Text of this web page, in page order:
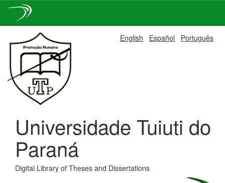
navigation
English Español Português
Universidade Tuiuti do
Paraná
Digital Library of Theses and Dissertations